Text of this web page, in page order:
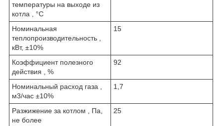
температуры на выходе из
котла , °C
Номинальная
теплопроизводительность ,
кВт, ±10%
15
Коэффициент полезного
действия , %
92
Номинальный расход газа ,
м3/час ±10%
1,7
Разжижение за котлом , Па,
не более
25